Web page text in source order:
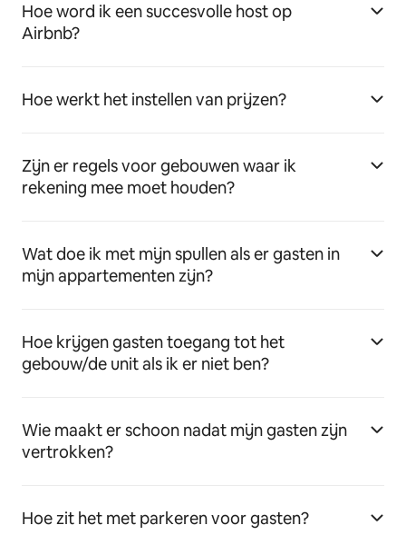
Hoe word ik een succesvolle host op
Airbnb?
Hoe werkt het instellen van prijzen?
Zijn er regels voor gebouwen waar ik
rekening mee moet houden?
Wat doe ik met mijn spullen als er gasten in
mijn appartementen zijn?
Hoe krijgen gasten toegang tot het
gebouw/de unit als ik er niet ben?
Wie maakt er schoon nadat mijn gasten zijn
vertrokken?
Hoe zit het met parkeren voor gasten?